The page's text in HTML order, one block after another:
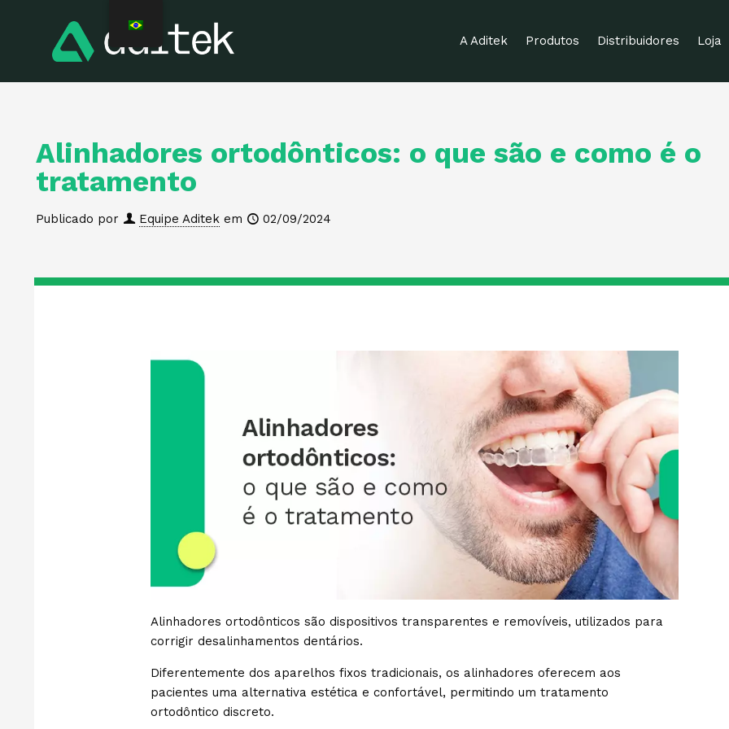
A Aditek Produtos Distribuidores Loja
Alinhadores ortodônticos: o que são e como é o
tratamento
Publicado por Equipe Aditek em 02/09/2024
Alinhadores ortodônticos são dispositivos transparentes e removíveis, utilizados para
corrigir desalinhamentos dentários.
Diferentemente dos aparelhos fixos tradicionais, os alinhadores oferecem aos
pacientes uma alternativa estética e confortável, permitindo um tratamento
ortodôntico discreto.